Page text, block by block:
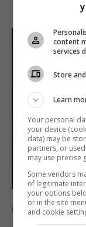
Новости ТВ
content
services
Store
Learn
Your personal
your device
data) may be
partners, or
may use precise
Some vendors
of legitimate
your options
or in the site
and cookie